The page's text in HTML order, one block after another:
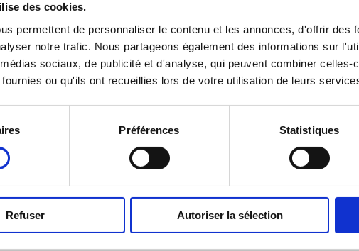
des cookies.
permettent de personnaliser le contenu et les annonces, d'offrir des
notre trafic. Nous partageons également des informations sur
sociaux, de publicité et d'analyse, qui peuvent combiner
ou qu'ils ont recueillies lors de votre utilisation de leurs
Préférences Statistiques
Refuser Autoriser la sélection